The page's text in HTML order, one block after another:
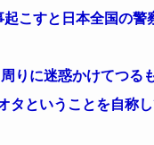
こすと日本全国の警
りに迷惑かけてつる
タということを自称